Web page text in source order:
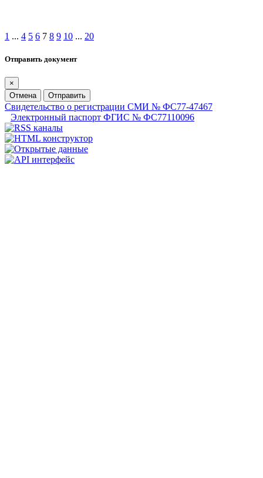
1 ... 4 5 6 7 8 9 10 ... 20
Отправить документ
×
Отмена
Отправить
Свидетельство о регистрации СМИ № ФС77-47467
Электронный паспорт ФГИС № ФС77110096